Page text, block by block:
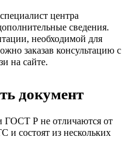
центра
сведения.
необходимой для
заказав консультацию с
на сайте.
документ
ГОСТ Р не отличаются от
и состоят из нескольких